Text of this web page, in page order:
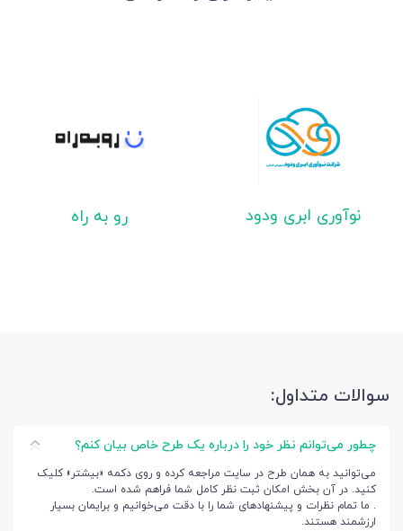
نوآوری ابری ودود رو به راه
سوالات متداول:
چطور می‌توانم نظر خود را درباره یک طرح خاص بیان کنم؟
می‌توانید به همان طرح در سایت مراجعه کرده و روی دکمه «بیشتر» کلیک
کنید. در آن بخش امکان ثبت نظر کامل شما فراهم شده است.
. ما تمام نظرات و پیشنهادهای شما را با دقت می‌خوانیم و برایمان بسیار
ارزشمند هستند.